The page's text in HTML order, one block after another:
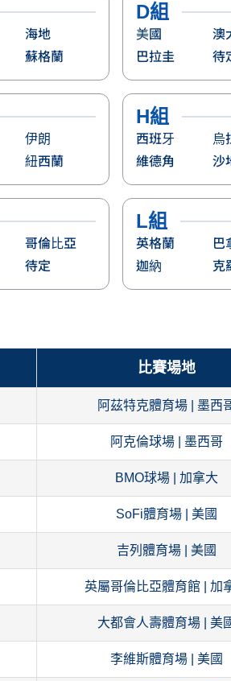
海地
蘇格蘭
D組
美國
巴拉圭
澳
待
伊朗
紐西蘭
H組
西班牙
維德角
烏
沙
哥倫比亞
待定
L組
英格蘭
迦納
巴
克
比賽場地
阿茲特克體育場 | 墨西
阿克倫球場 | 墨西哥
BMO球場 | 加拿大
SoFi體育場 | 美國
吉列體育場 | 美國
英屬哥倫比亞體育館 | 加
大都會人壽體育場 | 美
李維斯體育場 | 美國